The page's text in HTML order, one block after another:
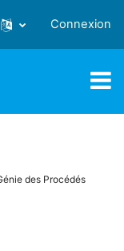
désactiver la saisie
Connexion
des Procédés